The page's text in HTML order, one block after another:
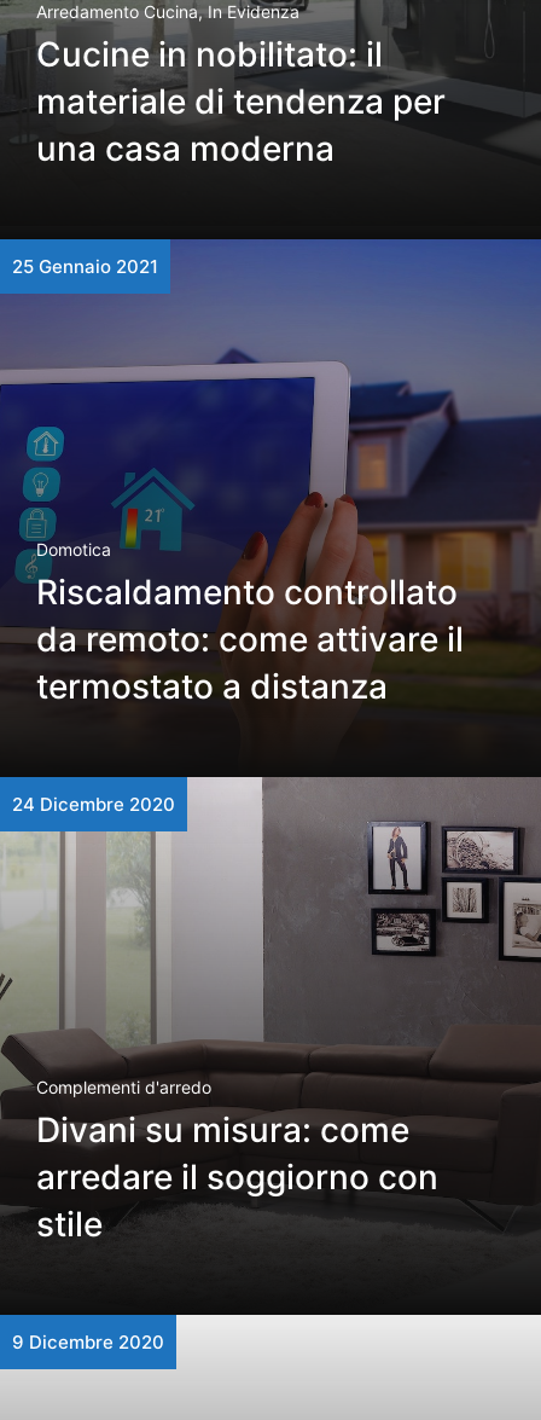
Arredamento Cucina, In Evidenza
Cucine in nobilitato: il
materiale di tendenza per
una casa moderna
25 Gennaio 2021
Domotica
Riscaldamento controllato
da remoto: come attivare il
termostato a distanza
24 Dicembre 2020
Complementi d'arredo
Divani su misura: come
arredare il soggiorno con
stile
9 Dicembre 2020